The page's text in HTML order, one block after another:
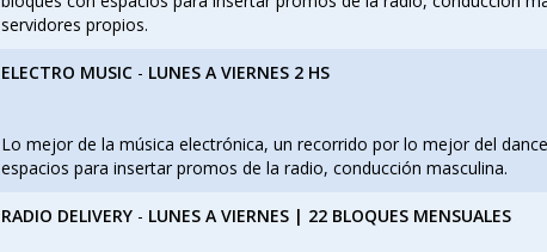
servidores propios.
ELECTRO MUSIC - LUNES A VIERNES 2 HS
Lo mejor de la música electrónica, un recorrido por lo mejor del
espacios para insertar promos de la radio, conducción masculina.
RADIO DELIVERY - LUNES A VIERNES | 22 BLOQUES MENSUALES